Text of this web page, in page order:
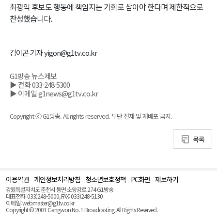
최광익 후보도 행동에 책임지는 기회로 삼아야 한다며 제한적으로
찬성했습니다.
김이곤 기자 yigon@g1tv.co.kr
G1방송 뉴스제보
▶ 전화 033-248-5300
▶ 이메일 g1news@g1tv.co.kr
Copyright ⓒ G1방송. All rights reserved. 무단 전재 및 재배포 금지.
목록
이용약관 개인정보처리방침 청소년보호정책 PC화면 제보하기
강원특별자치도 춘천시 동면 소양강로 274 G1방송
대표전화: 033)248-5000, FAX: 033)248-5130
이메일: webmaster@g1tv.co.kr
Copyright © 2001 Gangwon No. 1 Broadcasting. All Rights Reserved.